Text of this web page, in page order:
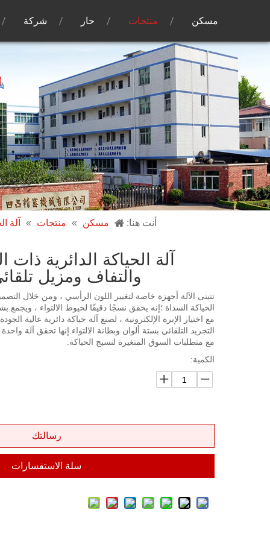
مسكن منتجات حار شركة
أنت هنا: مسكن » منتجات » آلة
آلة الحياكة الدائرية
والتفاف ومزيل تلقائي 4 أو 6
تتبنى الآلة أجهزة خاصة لتغيير اللون الرأسي ، ومن خلال
الحياكة السداة ؛إنه يحقق نسجًا دقيقًا لخيوط الالتواء ، ويجمع
مع اختيار الإبرة الإلكترونية ، لصنع آلة حياكة دائرية عالية
التجريد التلقائي بستة ألوان وبطانة الالتواء.إنها تحقق آلة
مع متطلبات السوق المتغيرة لنسيج الحياكة.
الكمية:
رسالتك
سلة الاستفسارات